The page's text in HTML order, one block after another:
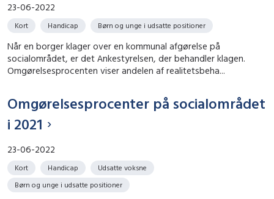
23-06-2022
Kort Handicap Børn og unge i udsatte positioner
Når en borger klager over en kommunal afgørelse på
socialområdet, er det Ankestyrelsen, der behandler klagen.
Omgørelsesprocenten viser andelen af realitetsbeha...
Omgørelsesprocenter på socialområdet
i 2021
23-06-2022
Kort Handicap
Udsatte voksne
Børn og unge i udsatte positioner